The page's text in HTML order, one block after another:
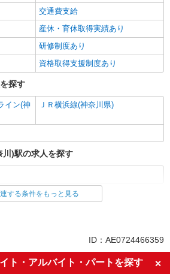
交通費支給
産休・育休取得実績あり
研修制度あり
資格取得支援制度あり
探す
イン(神
ＪＲ横浜線(神奈川県)
川)駅の求人を探す
奈川)駅の求人を探す
新卒・第二新卒歓迎
ミドル（40代～）活躍中
する条件をもっと見る
ID：AE0724466359
ト・アルバイト・パートを探す